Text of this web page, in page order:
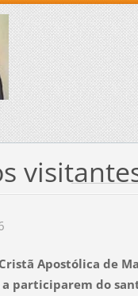
Apostólica de
participarem do